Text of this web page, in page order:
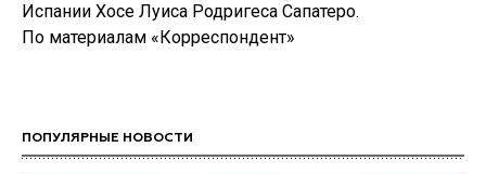
Испании Хосе Луиса Родригеса Сапатеро.
По материалам «Корреспондент»
ПОПУЛЯРНЫЕ НОВОСТИ